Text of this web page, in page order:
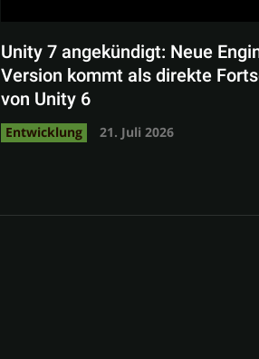
Unity 7 angekündigt: Neue
Version kommt als direkte
von Unity 6
Entwicklung 21. Juli 2026